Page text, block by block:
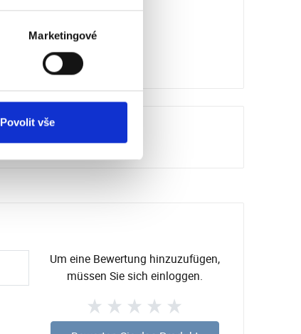
Marketingové
Povolit vše
Um eine Bewertung hinzuzufügen,
müssen Sie sich einloggen.